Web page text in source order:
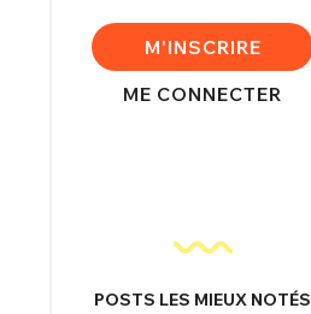
M'INSCRIRE
ME CONNECTER
POSTS LES MIEUX NOTÉS
FERMER